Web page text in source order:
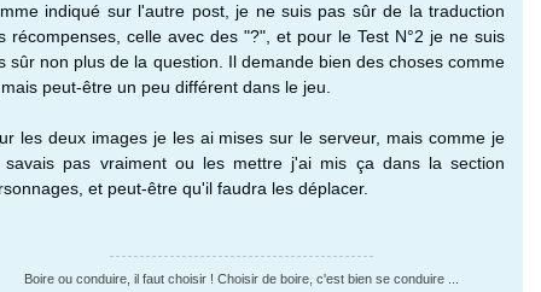
indiqué sur l'autre post, je ne suis pas sûr de la traduction
récompenses, celle avec des "?", et pour le Test N°2 je ne suis
sûr non plus de la question. Il demande bien des choses comme
peut-être un peu différent dans le jeu.
les deux images je les ai mises sur le serveur, mais comme je
savais pas vraiment ou les mettre j'ai mis ça dans la section
et peut-être qu'il faudra les déplacer.
Boire ou conduire, il faut choisir ! Choisir de boire, c'est bien se conduire ...